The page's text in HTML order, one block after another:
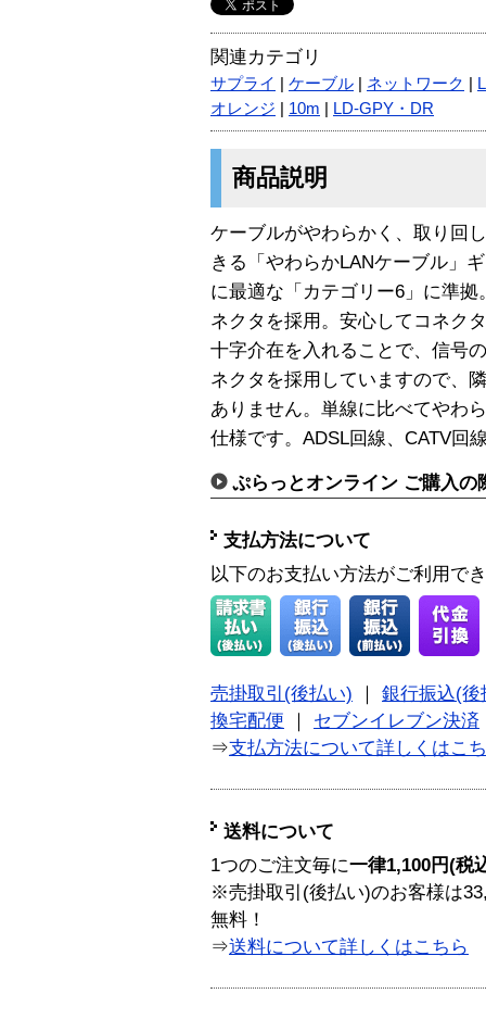
関連カテゴリ
サプライ ケーブル ネットワーク
オレンジ
10m LD-GPY・DR
商品説明
ケーブルがやわらかく、取り回
きる「やわらかLANケーブル」
に最適な「カテゴリー6」に準
ネクタを採用。安心してコネク
十字介在を入れることで、信号
ネクタを採用していますので、
ありません。単線に比べてやわ
仕様です。ADSL回線、CATV回
ぷらっとオンライン ご購入の
支払方法について
以下のお支払い方法がご利用で
売掛取引(後払い)
銀行振込(後
換宅配便
セブンイレブン決済
⇒支払方法について詳しくはこ
送料について
1つのご注文毎に一律1,100円(税
※売掛取引(後払い)のお客様は
無料！
⇒送料について詳しくはこちら